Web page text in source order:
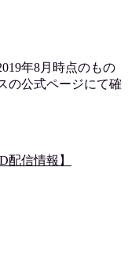
年8月時点のもの
の公式ページにて確
配信情報】